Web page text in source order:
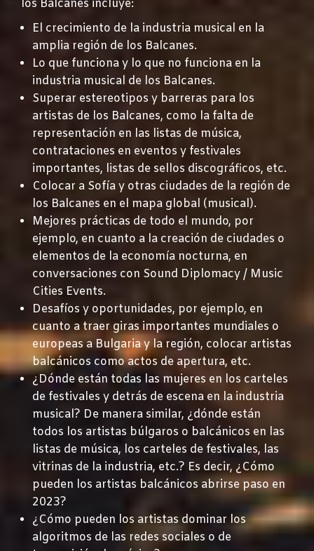
los Balcanes incluye:
El crecimiento de la industria musical en la
amplia región de los Balcanes.
Lo que funciona y lo que no funciona en la
industria musical de los Balcanes.
Superar estereotipos y barreras para los
artistas de los Balcanes, como la falta de
representación en las listas de música,
contrataciones en eventos y festivales
importantes, listas de sellos discográficos, etc.
Colocar a Sofía y otras ciudades de la región de
los Balcanes en el mapa global (musical).
Mejores prácticas de todo el mundo, por
ejemplo, en cuanto a la creación de ciudades o
elementos de la economía nocturna, en
conversaciones con Sound Diplomacy / Music
Cities Events.
Desafíos y oportunidades, por ejemplo, en
cuanto a traer giras importantes mundiales o
europeas a Bulgaria y la región, colocar artistas
balcánicos como actos de apertura, etc.
¿Dónde están todas las mujeres en los carteles
de festivales y detrás de escena en la industria
musical? De manera similar, ¿dónde están
todos los artistas búlgaros o balcánicos en las
listas de música, los carteles de festivales, las
vitrinas de la industria, etc.? Es decir, ¿Cómo
pueden los artistas balcánicos abrirse paso en
2023?
¿Cómo pueden los artistas dominar los
algoritmos de las redes sociales o de